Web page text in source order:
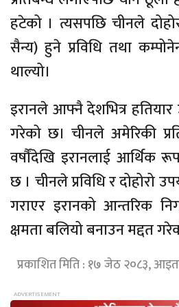
हटेको । त्यसपछि चीनले
सैन्य) हुने प्रविधि तथा
थाल्यो।
इरानले आफ्नै देशभित्र हतियार
गरेको छ। चीनले अमेरिकी
वर्षौंदेखि इरानलाई आर्थिक
छ । चीनले प्रविधि र दोहोरो
गराएर इरानको आन्तरिक
क्षमता बलियो बनाउन मद्दत
प्रकाशित मिति : १७ जेठ २०८३,